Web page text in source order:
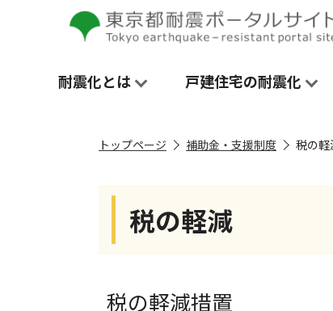
耐震化​とは 戸建住宅の耐震化
トップページ 補助金・支援制度 税の軽
税の軽減
税の軽減措置